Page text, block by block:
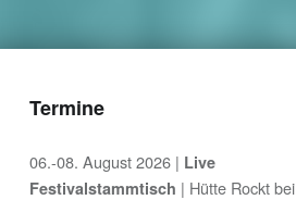
Termine
06.-08. August 2026 | Live
Festivalstammtisch | Hütte Rockt bei